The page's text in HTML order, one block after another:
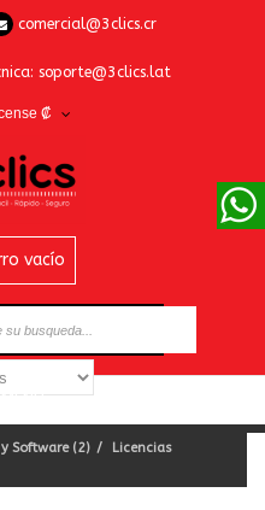
comercial@3clics.cr
soporte@3clics.lat
₡
vacío
Software (2)
Licencias